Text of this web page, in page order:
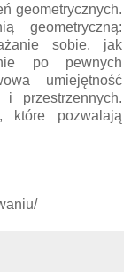
geometrycznych.
geometryczną:
sobie, jak
po pewnych
umiejętność
i przestrzennych.
które pozwalają